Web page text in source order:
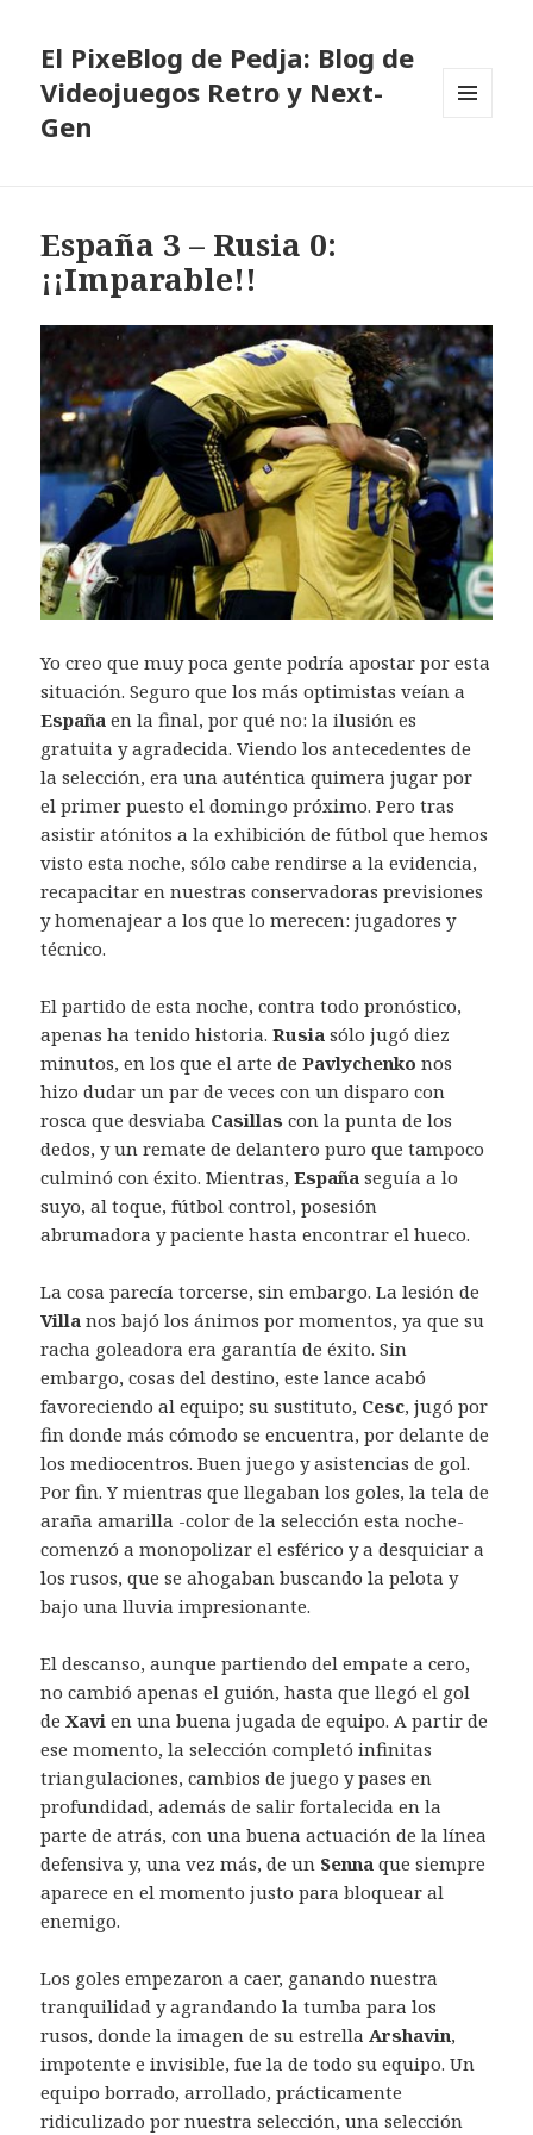
El PixeBlog de Pedja: Blog de
Videojuegos Retro y Next-
Gen
España 3 – Rusia 0:
¡¡Imparable!!
Yo creo que muy poca gente podría apostar por esta
situación. Seguro que los más optimistas veían a
España en la final, por qué no: la ilusión es
gratuita y agradecida. Viendo los antecedentes de
la selección, era una auténtica quimera jugar por
el primer puesto el domingo próximo. Pero tras
asistir atónitos a la exhibición de fútbol que hemos
visto esta noche, sólo cabe rendirse a la evidencia,
recapacitar en nuestras conservadoras previsiones
y homenajear a los que lo merecen: jugadores y
técnico.
El partido de esta noche, contra todo pronóstico,
apenas ha tenido historia.Rusia sólo jugó diez
minutos, en los que el arte dePavlychenko nos
hizo dudar un par de veces con un disparo con
rosca que desviaba Casillas con la punta de los
dedos, y un remate de delantero puro que tampoco
culminó con éxito. Mientras,España seguía a lo
suyo, al toque, fútbol control, posesión
abrumadora y paciente hasta encontrar el hueco.
La cosa parecía torcerse, sin embargo. La lesión de
Villa nos bajó los ánimos por momentos, ya que su
racha goleadora era garantía de éxito. Sin
embargo, cosas del destino, este lance acabó
favoreciendo al equipo; su sustituto, Cesc, jugó por
fin donde más cómodo se encuentra, por delante de
los mediocentros. Buen juego y asistencias de gol.
Por fin. Y mientras que llegaban los goles, la tela de
araña amarilla -color de la selección esta noche-
comenzó a monopolizar el esférico y a desquiciar a
los rusos, que se ahogaban buscando la pelota y
bajo una lluvia impresionante.
El descanso, aunque partiendo del empate a cero,
no cambió apenas el guión, hasta que llegó el gol
deXavi en una buena jugada de equipo. A partir de
ese momento, la selección completó infinitas
triangulaciones, cambios de juego y pases en
profundidad, además de salir fortalecida en la
parte de atrás, con una buena actuación de la línea
defensiva y, una vez más, de un Senna que siempre
aparece en el momento justo para bloquear al
enemigo.
Los goles empezaron a caer, ganando nuestra
tranquilidad y agrandando la tumba para los
rusos, donde la imagen de su estrella Arshavin,
impotente e invisible, fue la de todo su equipo. Un
equipo borrado, arrollado, prácticamente
ridiculizado por nuestra selección, una selección